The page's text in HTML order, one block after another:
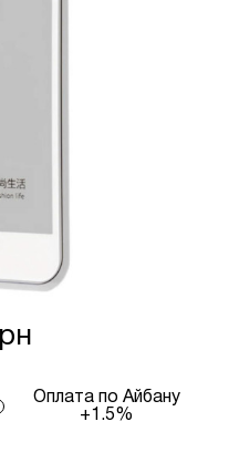
Оплата по Айбану
+1.5%
платежів, від 2
ОПЛАТА
в застосунку менша
безпосередньо в